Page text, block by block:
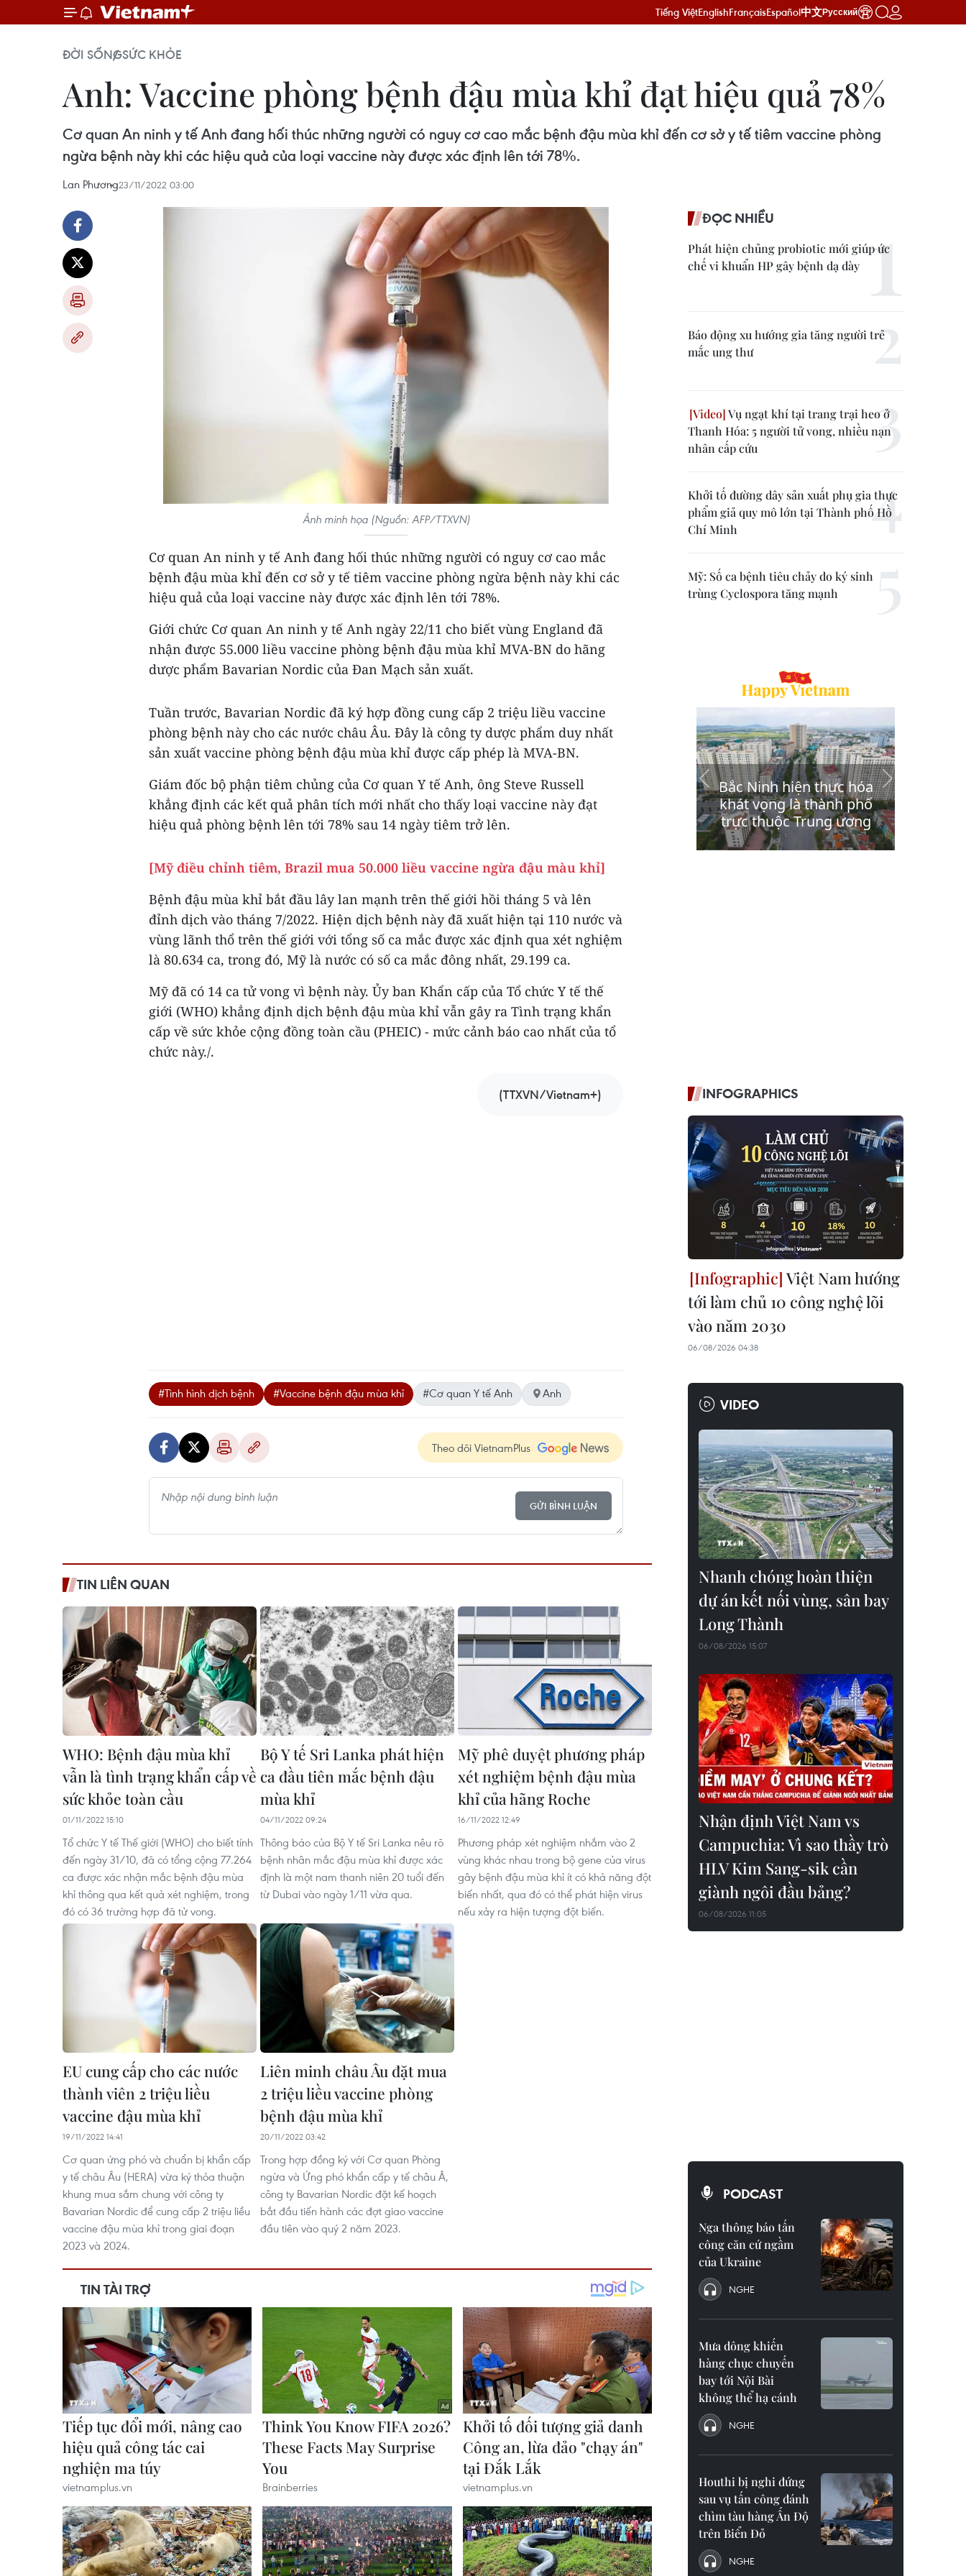
Tiếng ViệtEnglishFrançaisEspañol中文Русский
ĐỜI SỐNGSỨC KHỎE
Anh: Vaccine phòng bệnh đậu mùa khỉ đạt hiệu quả 78%
Cơ quan An ninh y tế Anh đang hối thúc những người có nguy cơ cao mắc bệnh đậu mùa khỉ đến cơ sở y tế tiêm vaccine phòng
ngừa bệnh này khi các hiệu quả của loại vaccine này được xác định lên tới 78%.
Lan Phương23/11/2022 03:00
Ảnh minh họa (Nguồn: AFP/TTXVN)
Cơ quan An ninh y tế Anh đang hối thúc những người có nguy cơ cao mắc
bệnh đậu mùa khỉ đến cơ sở y tế tiêm vaccine phòng ngừa bệnh này khi các
hiệu quả của loại vaccine này được xác định lên tới 78%.
Giới chức Cơ quan An ninh y tế Anh ngày 22/11 cho biết vùng England đã
nhận được 55.000 liều vaccine phòng bệnh đậu mùa khỉ MVA-BN do hãng
dược phẩm Bavarian Nordic của Đan Mạch sản xuất.
Tuần trước, Bavarian Nordic đã ký hợp đồng cung cấp 2 triệu liều vaccine
phòng bệnh này cho các nước châu Âu. Đây là công ty dược phẩm duy nhất
sản xuất vaccine phòng bệnh đậu mùa khỉ được cấp phép là MVA-BN.
Giám đốc bộ phận tiêm chủng của Cơ quan Y tế Anh, ông Steve Russell
khẳng định các kết quả phân tích mới nhất cho thấy loại vaccine này đạt
hiệu quả phòng bệnh lên tới 78% sau 14 ngày tiêm trở lên.
[Mỹ điều chỉnh tiêm, Brazil mua 50.000 liều vaccine ngừa đậu màu khỉ]
Bệnh đậu mùa khỉ bắt đầu lây lan mạnh trên thế giới hồi tháng 5 và lên
đỉnh dịch vào tháng 7/2022. Hiện dịch bệnh này đã xuất hiện tại 110 nước và
vùng lãnh thổ trên thế giới với tổng số ca mắc được xác định qua xét nghiệm
là 80.634 ca, trong đó, Mỹ là nước có số ca mắc đông nhất, 29.199 ca.
Mỹ đã có 14 ca tử vong vì bệnh này. Ủy ban Khẩn cấp của Tổ chức Y tế thế
giới (WHO) khẳng định dịch bệnh đậu mùa khỉ vẫn gây ra Tình trạng khẩn
cấp về sức khỏe cộng đồng toàn cầu (PHEIC) - mức cảnh báo cao nhất của tổ
chức này./.
(TTXVN/Vietnam+)
#Tình hình dịch bệnh #Vaccine bệnh đậu mùa khỉ #Cơ quan Y tế Anh Anh
Theo dõi VietnamPlus
GỬI BÌNH LUẬN
TIN LIÊN QUAN
WHO: Bệnh đậu mùa khỉ
vẫn là tình trạng khẩn cấp về
sức khỏe toàn cầu
01/11/2022 15:10
Tổ chức Y tế Thế giới (WHO) cho biết tính
đến ngày 31/10, đã có tổng cộng 77.264
ca được xác nhận mắc bệnh đậu mùa
khỉ thông qua kết quả xét nghiệm, trong
đó có 36 trường hợp đã tử vong.
Bộ Y tế Sri Lanka phát hiện
ca đầu tiên mắc bệnh đậu
mùa khỉ
04/11/2022 09:24
Thông báo của Bộ Y tế Sri Lanka nêu rõ
bệnh nhân mắc đậu mùa khỉ được xác
định là một nam thanh niên 20 tuổi đến
từ Dubai vào ngày 1/11 vừa qua.
Mỹ phê duyệt phương pháp
xét nghiệm bệnh đậu mùa
khỉ của hãng Roche
16/11/2022 12:49
Phương pháp xét nghiệm nhắm vào 2
vùng khác nhau trong bộ gene của virus
gây bệnh đậu mùa khỉ ít có khả năng đột
biến nhất, qua đó có thể phát hiện virus
nếu xảy ra hiện tượng đột biến.
EU cung cấp cho các nước
thành viên 2 triệu liều
vaccine đậu mùa khỉ
19/11/2022 14:41
Cơ quan ứng phó và chuẩn bị khẩn cấp
y tế châu Âu (HERA) vừa ký thỏa thuận
khung mua sắm chung với công ty
Bavarian Nordic để cung cấp 2 triệu liều
vaccine đậu mùa khỉ trong giai đoạn
2023 và 2024.
Liên minh châu Âu đặt mua
2 triệu liều vaccine phòng
bệnh đậu mùa khỉ
20/11/2022 03:42
Trong hợp đồng ký với Cơ quan Phòng
ngừa và Ứng phó khẩn cấp y tế châu Â,
công ty Bavarian Nordic đặt kế hoạch
bắt đầu tiến hành các đợt giao vaccine
đầu tiên vào quý 2 năm 2023.
ĐỌC NHIỀU
Phát hiện chủng probiotic mới giúp ức
chế vi khuẩn HP gây bệnh dạ dày
Báo động xu hướng gia tăng người trẻ
mắc ung thư
Vụ ngạt khí tại trang trại heo ở
Thanh Hóa: 5 người tử vong, nhiều nạn
nhân cấp cứu
Khởi tố đường dây sản xuất phụ gia thực
phẩm giả quy mô lớn tại Thành phố Hồ
Chí Minh
Mỹ: Số ca bệnh tiêu chảy do ký sinh
trùng Cyclospora tăng mạnh
INFOGRAPHICS
Việt Nam hướng
tới làm chủ 10 công nghệ lõi
vào năm 2030
06/08/2026 04:38
VIDEO
Nhanh chóng hoàn thiện
dự án kết nối vùng, sân bay
Long Thành
06/08/2026 15:07
Nhận định Việt Nam vs
Campuchia: Vì sao thầy trò
HLV Kim Sang-sik cần
giành ngôi đầu bảng?
06/08/2026 11:05
PODCAST
Nga thông báo tấn
công căn cứ ngầm
của Ukraine
NGHE
Mưa dông khiến
hàng chục chuyến
bay tới Nội Bài
không thể hạ cánh
NGHE
Houthi bị nghi đứng
sau vụ tấn công đánh
chìm tàu hàng Ấn Độ
trên Biển Đỏ
NGHE